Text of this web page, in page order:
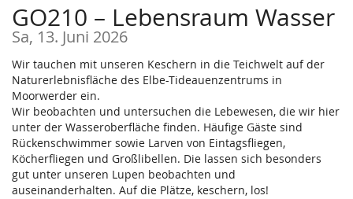
GO210 – Lebensraum Wasser
Sa, 13. Juni 2026
Wir tauchen mit unseren Keschern in die Teichwelt auf der
Naturerlebnisfläche des Elbe-Tideauenzentrums in
Moorwerder ein.
Wir beobachten und untersuchen die Lebewesen, die wir hier
unter der Wasseroberfläche finden. Häufige Gäste sind
Rückenschwimmer sowie Larven von Eintagsfliegen,
Köcherfliegen und Großlibellen. Die lassen sich besonders
gut unter unseren Lupen beobachten und
auseinanderhalten. Auf die Plätze, keschern, los!